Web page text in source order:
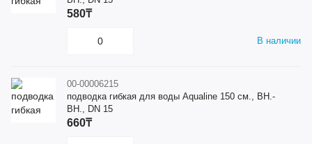
В наличии
580₸
00-00006215
подводка гибкая для воды Aqualine 150 см., ВН.-
ВН., DN 15
660₸